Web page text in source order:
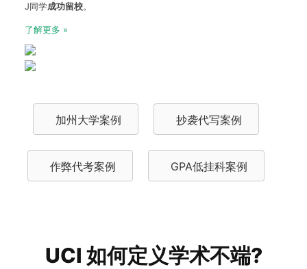
J同学成功留校。
了解更多 »
加州大学案例 抄袭代写案例
作弊代考案例 GPA低挂科案例
UCI 如何定义学术不端?